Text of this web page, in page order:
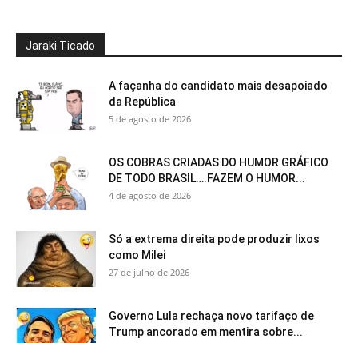
Jaraki Ticado
A façanha do candidato mais desapoiado
da República
5 de agosto de 2026
OS COBRAS CRIADAS DO HUMOR GRÁFICO
DE TODO BRASIL….FAZEM O HUMOR...
4 de agosto de 2026
Só a extrema direita pode produzir lixos
como Milei
27 de julho de 2026
Governo Lula rechaça novo tarifaço de
Trump ancorado em mentira sobre...